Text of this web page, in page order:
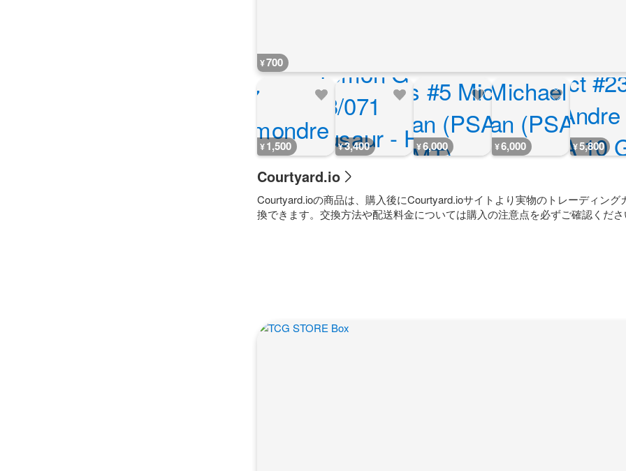
¥700
¥1,500 ¥3,400 ¥6,000 ¥6,000 ¥5,800
Courtyard.io
Courtyard.ioの商品は、購入後にCourtyard.ioサイトより実物のトレーディング
換できます。交換方法や配送料金については購入の注意点を必ずご確認くださ